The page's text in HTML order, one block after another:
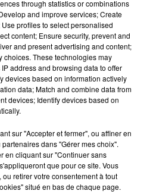
sec
Actu Ciné à 17h15,
au Fauteuil Rouge
son coup de coeur.
1 min 55 sec
through statistics or combinations
and improve services; Create
profiles to select personalised
content; Ensure security, prevent and
and present advertising and content;
choices. These technologies may
address and browsing data to offer
devices based on information actively
data; Match and combine data from
devices; Identify devices based on
sur "Accepter et fermer", ou affiner en
dans "Gérer mes choix".
en cliquant sur "Continuer sans
que pour ce site. Vous
retirer votre consentement à tout
situé en bas de chaque page.